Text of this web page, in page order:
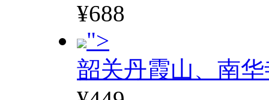
¥688
">
韶关丹霞山、南